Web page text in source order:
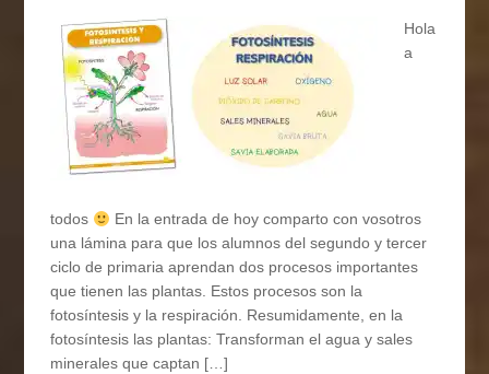
Hola
a
todos
En la entrada de hoy comparto con vosotros
una lámina para que los alumnos del segundo y tercer
ciclo de primaria aprendan dos procesos importantes
que tienen las plantas. Estos procesos son la
fotosíntesis y la respiración. Resumidamente, en la
fotosíntesis las plantas: Transforman el agua y sales
minerales que captan […]